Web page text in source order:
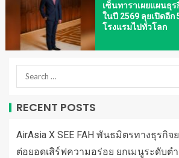
เซ็นทาราเผยแผนธุ
ในปี 2569 ลุยเปิดอีก
โรงแรมไปทั่วโลก
RECENT POSTS
AirAsia X SEE FAH พันธมิตรทางธุรกิ
ต่อยอดเสิร์ฟความอร่อย ยกเมนูระดับต